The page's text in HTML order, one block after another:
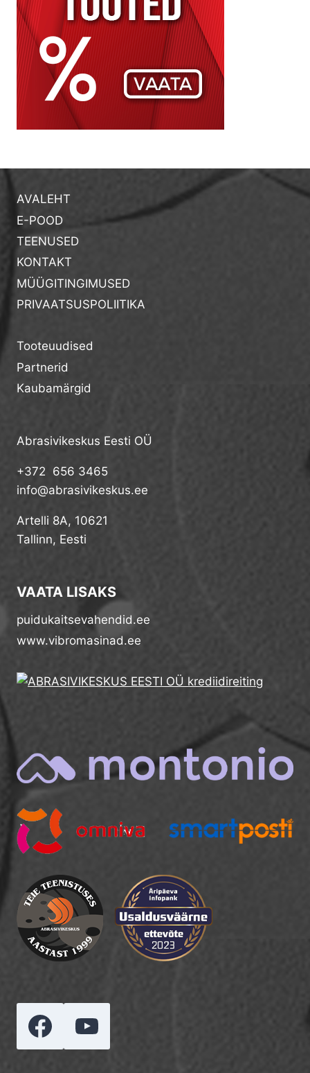
AVALEHT
E-POOD
TEENUSED
KONTAKT
MÜÜGITINGIMUSED
PRIVAATSUSPOLIITIKA
Tooteuudised
Partnerid
Kaubamärgid
Abrasivikeskus Eesti OÜ
+372 656 3465
info@abrasivikeskus.ee
Artelli 8A, 10621
Tallinn, Eesti
VAATA LISAKS
puidukaitsevahendid.ee
www.vibromasinad.ee